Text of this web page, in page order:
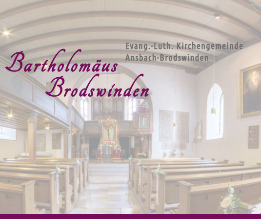
Luth. Kirchengemeinde St.
Brodswinden